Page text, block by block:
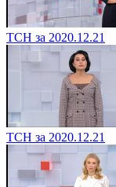
ТСН за 2020.12.21
ТСН за 2020.12.21